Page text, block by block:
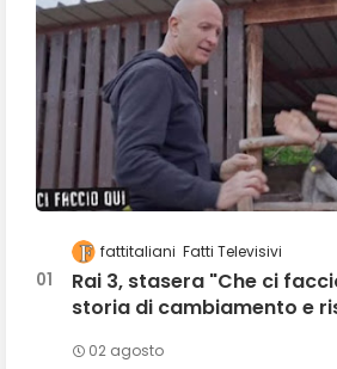
fattitaliani Fatti Televisivi
Rai 3, stasera "Che ci
storia di cambiamento e
02 agosto